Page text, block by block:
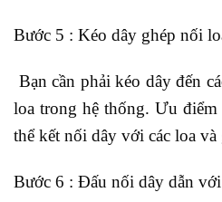
Bước 5 : Kéo dây ghép nối
Bạn cần phải kéo dây đến
loa trong hệ thống. Ưu điểm
thể kết nối dây với các loa
Bước 6 : Đấu nối dây dẫn